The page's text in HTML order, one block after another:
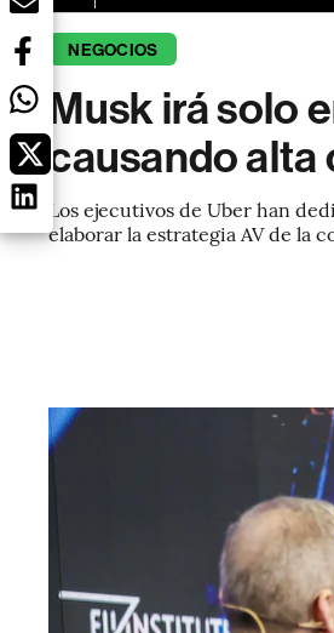
NEGOCIOS
Musk irá solo
causando alta
Los ejecutivos de Uber han
elaborar la estrategia AV de la